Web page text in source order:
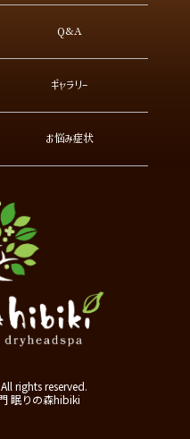
Q&A
ギャラリー
お悩み症状
rights reserved.
眠りの森hibiki